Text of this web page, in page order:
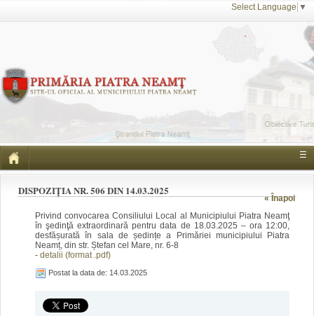
Select Language ▼
☰
« Înapoi
DISPOZIȚIA NR. 506 DIN 14.03.2025
Privind convocarea Consiliului Local al Municipiului Piatra Neamţ
în şedinţă extraordinară pentru data de 18.03.2025 – ora 12:00,
desfășurată în sala de ședințe a Primăriei municipiului Piatra
Neamț, din str. Ștefan cel Mare, nr. 6-8
- detalii (format .pdf)
Postat la data de: 14.03.2025